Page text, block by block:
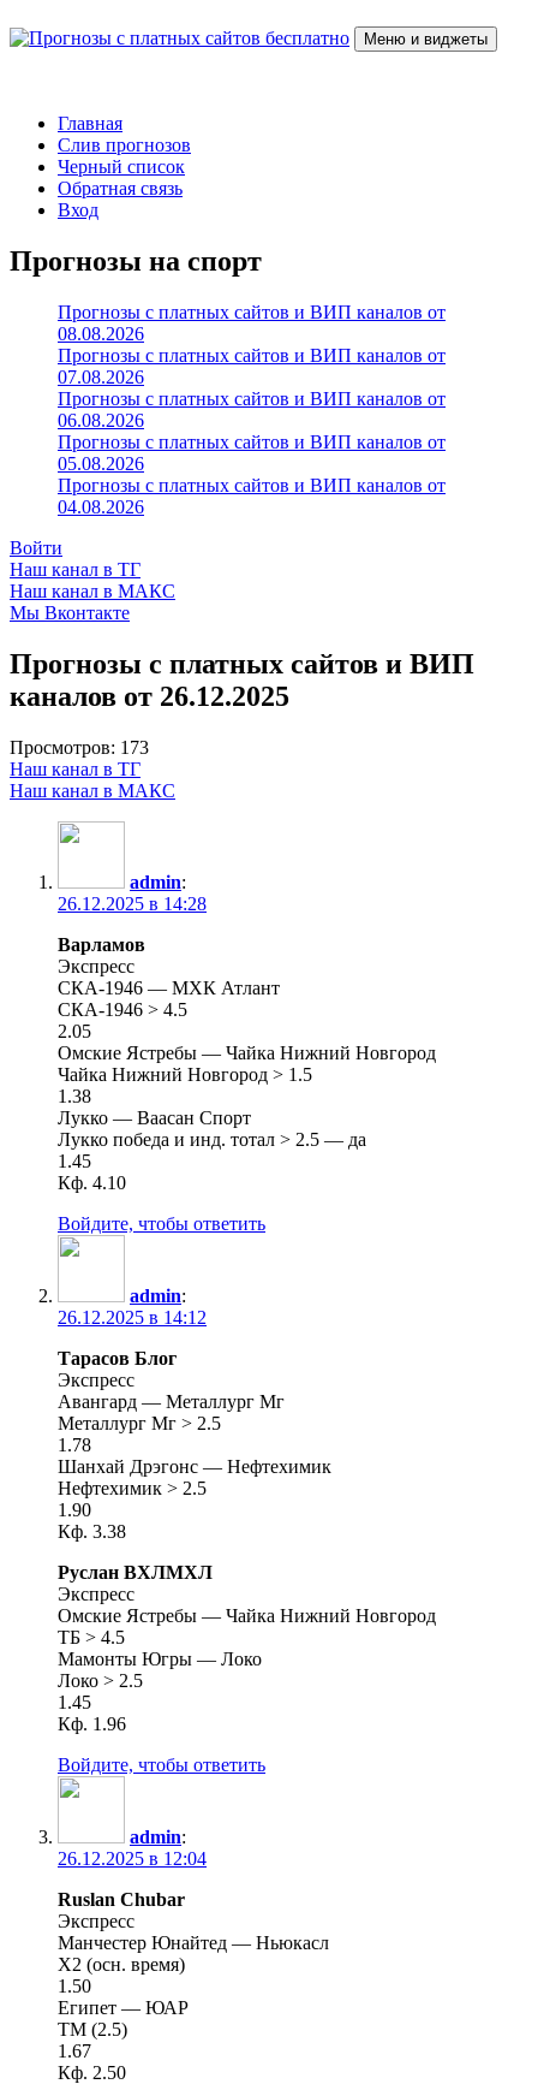
к
Меню и виджеты
Главная
Слив прогнозов
Черный список
Обратная связь
Вход
Прогнозы на спорт
Прогнозы с платных сайтов и ВИП каналов от
08.08.2026
Прогнозы с платных сайтов и ВИП каналов от
07.08.2026
Прогнозы с платных сайтов и ВИП каналов от
06.08.2026
Прогнозы с платных сайтов и ВИП каналов от
05.08.2026
Прогнозы с платных сайтов и ВИП каналов от
04.08.2026
Войти
Наш канал в ТГ
Наш канал в МАКС
Мы Вконтакте
Прогнозы с платных сайтов и ВИП
каналов от 26.12.2025
Просмотров: 173
Наш канал в ТГ
Наш канал в МАКС
admin:
26.12.2025 в 14:28
Варламов
Экспресс
СКА-1946 — МХК Атлант
СКА-1946 > 4.5
2.05
Омские Ястребы — Чайка Нижний Новгород
Чайка Нижний Новгород > 1.5
1.38
Лукко — Ваасан Спорт
Лукко победа и инд. тотал > 2.5 — да
1.45
Кф. 4.10
Войдите, чтобы ответить
admin:
26.12.2025 в 14:12
Тарасов Блог
Экспресс
Авангард — Металлург Мг
Металлург Мг > 2.5
1.78
Шанхай Дрэгонс — Нефтехимик
Нефтехимик > 2.5
1.90
Кф. 3.38
Руслан ВХЛМХЛ
Экспресс
Омские Ястребы — Чайка Нижний Новгород
ТБ > 4.5
Мамонты Югры — Локо
Локо > 2.5
1.45
Кф. 1.96
Войдите, чтобы ответить
admin:
26.12.2025 в 12:04
Ruslan Chubar
Экспресс
Манчестер Юнайтед — Ньюкасл
X2 (осн. время)
1.50
Египет — ЮАР
ТМ (2.5)
1.67
Кф. 2.50